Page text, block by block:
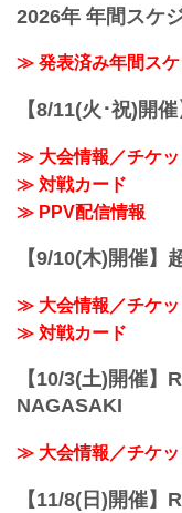
2026年 年間スケ
≫ 発表済み年間スケ
【8/11(火･祝)開
≫ 大会情報／チケッ
≫ 対戦カード
≫ PPV配信情報
【9/10(木)開催】
≫ 大会情報／チケッ
≫ 対戦カード
【10/3(土)開催
NAGASAKI
≫ 大会情報／チケッ
【11/8(日)開催